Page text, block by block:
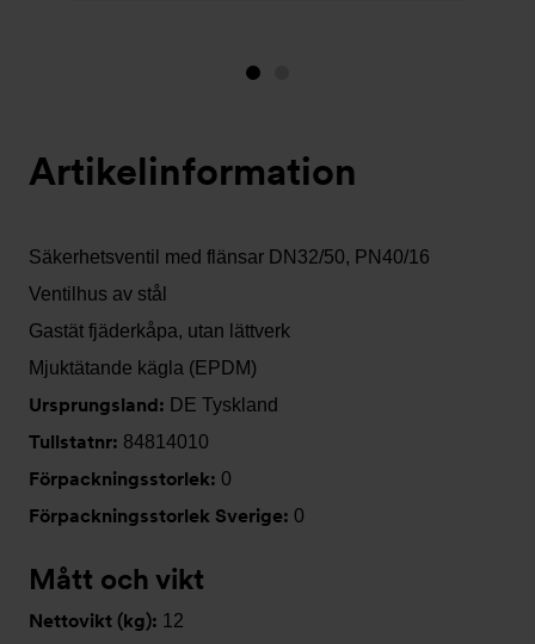
Bild
nu)
Artikelinformation
Säkerhetsventil med flänsar DN32/50, PN40/16
Ventilhus av stål
Gastät fjäderkåpa, utan lättverk
Mjuktätande kägla (EPDM)
Ursprungsland: DE Tyskland
Tullstatnr: 84814010
Förpackningsstorlek: 0
Förpackningsstorlek Sverige: 0
Mått och vikt
Nettovikt (kg): 12